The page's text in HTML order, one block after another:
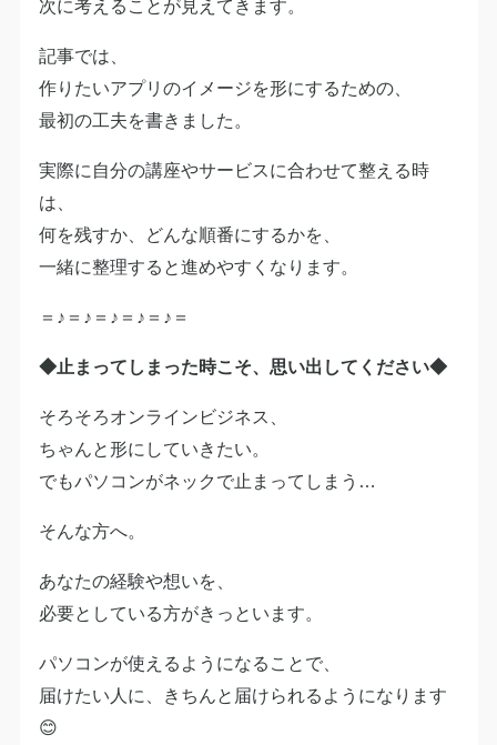
次に考えることが見えてきます。
記事では、
作りたいアプリのイメージを形にするための、
最初の工夫を書きました。
実際に自分の講座やサービスに合わせて整える時
は、
何を残すか、どんな順番にするかを、
一緒に整理すると進めやすくなります。
＝♪＝♪＝♪＝♪＝♪＝
◆止まってしまった時こそ、思い出してください◆
そろそろオンラインビジネス、
ちゃんと形にしていきたい。
でもパソコンがネックで止まってしまう…
そんな方へ。
あなたの経験や想いを、
必要としている方がきっといます。
パソコンが使えるようになることで、
届けたい人に、きちんと届けられるようになります
😊